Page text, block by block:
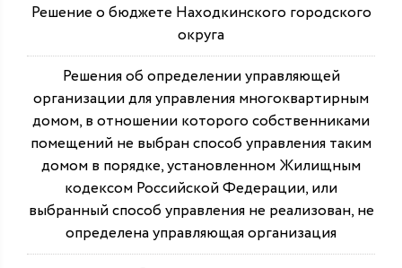
Решение о бюджете Находкинского городского
округа
Решения об определении управляющей
организации для управления многоквартирным
домом, в отношении которого собственниками
помещений не выбран способ управления таким
домом в порядке, установленном Жилищным
кодексом Российской Федерации, или
выбранный способ управления не реализован, не
определена управляющая организация